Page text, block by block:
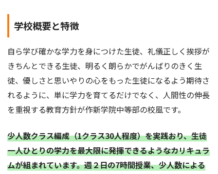
学校概要と特徴
自ら学び確かな学力を身につけた生徒、礼儀正しく挨拶が
きちんとできる生徒、明るく朗らかでがんばりのきく生
徒、優しさと思いやりの心をもった生徒になるよう期待さ
れるように、単に学力を育てるだけでなく、人間性の伸長
を重視する教育方針が作新学院中等部の校風です。
少人数クラス編成（1クラス30人程度）を実践おり、生徒
一人ひとりの学力を最大限に発揮できるようなカリキュラ
ムが組まれています。週２日の7時間授業、少人数による